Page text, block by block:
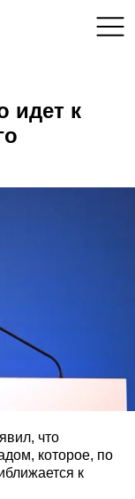
идет к
что
которое, по
к